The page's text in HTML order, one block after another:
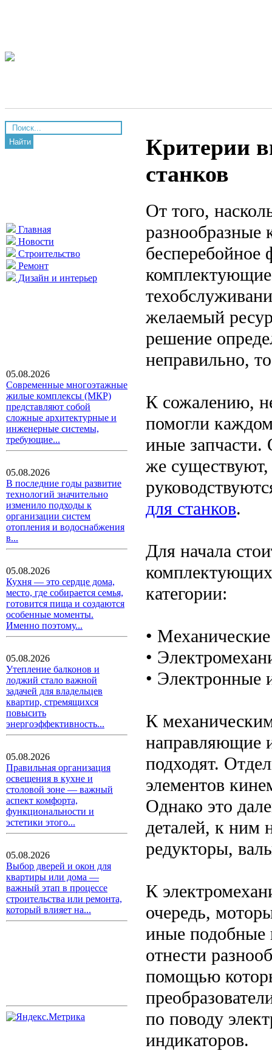
Найти
Главная
Новости
Строительство
Ремонт
Дизайн и интерьер
05.08.2026
Современные многоэтажные
жилые комплексы (МКР)
представляют собой
сложные архитектурные и
инженерные системы,
требующие...
05.08.2026
В последние годы развитие
технологий значительно
изменило подходы к
организации систем
отопления и водоснабжения
в...
05.08.2026
Кухня — это сердце дома,
место, где собирается семья,
готовится пища и создаются
особенные моменты.
Именно поэтому...
05.08.2026
Утепление балконов и
лоджий стало важной
задачей для владельцев
квартир, стремящихся
повысить
энергоэффективность...
05.08.2026
Правильная организация
освещения в кухне и
столовой зоне — важный
аспект комфорта,
функциональности и
эстетики этого...
05.08.2026
Выбор дверей и окон для
квартиры или дома —
важный этап в процессе
строительства или ремонта,
который влияет на...
Критерии
станков
От того,
разнообразные
бесперебойное
комплектующие
желаемый
решение
неправильно,
К сожалению,
помогли
иные
же
для станков.
Для начала
категории:
•
•
• Электронные
К
направляющие
подходят.
элементов
Однако это
деталей, к ним
редукторы,
К
очередь,
иные подобные
отнести
помощью
по поводу
индикаторов.